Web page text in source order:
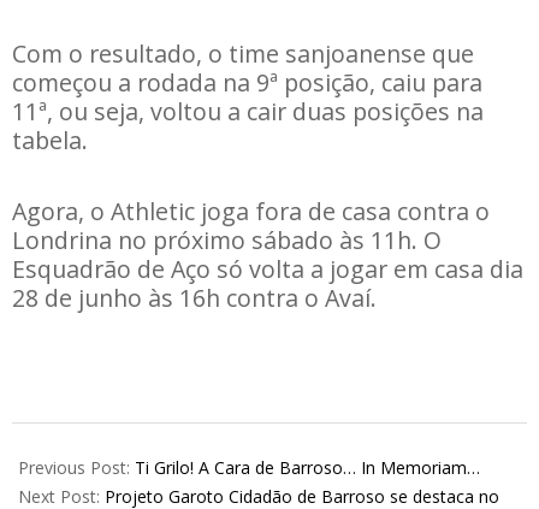
Com o resultado, o time sanjoanense que
começou a rodada na 9ª posição, caiu para
11ª, ou seja, voltou a cair duas posições na
tabela.
Agora, o Athletic joga fora de casa contra o
Londrina no próximo sábado às 11h. O
Esquadrão de Aço só volta a jogar em casa dia
28 de junho às 16h contra o Avaí.
06-
15
Previous Post: Ti Grilo! A Cara de Barroso… In Memoriam…
Next Post: Projeto Garoto Cidadão de Barroso se destaca no